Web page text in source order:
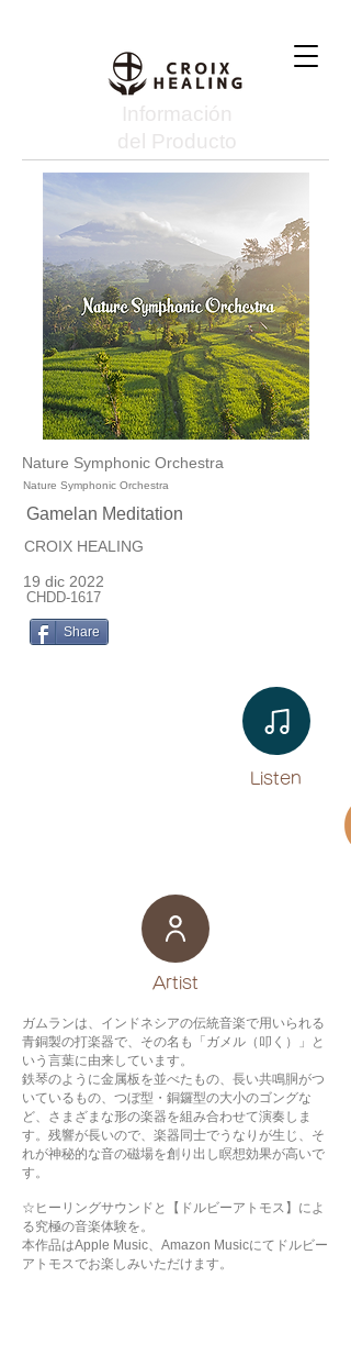
Información
del Producto
Nature Symphonic Orchestra
Nature Symphonic Orchestra
Gamelan Meditation
CROIX HEALING
19 dic 2022
CHDD-1617
Share
Listen​
​Artist
ガムランは、インドネシアの伝統音楽で用いられる
青銅製の打楽器で、その名も「ガメル（叩く）」と
いう言葉に由来しています。
鉄琴のように金属板を並べたもの、長い共鳴胴がつ
いているもの、つぼ型・銅鑼型の大小のゴングな
ど、さまざまな形の楽器を組み合わせて演奏しま
す。残響が長いので、楽器同士でうなりが生じ、そ
れが神秘的な音の磁場を創り出し瞑想効果が高いで
す。
☆ヒーリングサウンドと【ドルビーアトモス】によ
る究極の音楽体験を。
本作品はApple Music、Amazon Musicにてドルビー
アトモスでお楽しみいただけます。